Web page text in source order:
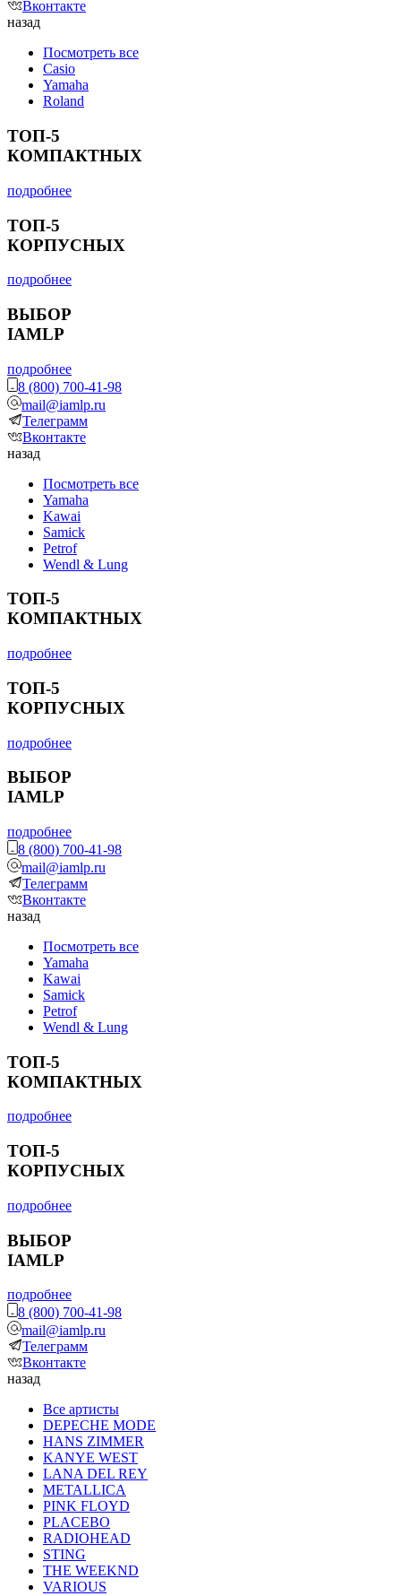
Вконтакте
назад
Посмотреть все
Casio
Yamaha
Roland
ТОП-5
КОМПАКТНЫХ
подробнее
ТОП-5
КОРПУСНЫХ
подробнее
ВЫБОР
IAMLP
подробнее
8 (800) 700-41-98
mail@iamlp.ru
Телеграмм
Вконтакте
назад
Посмотреть все
Yamaha
Kawai
Samick
Petrof
Wendl & Lung
ТОП-5
КОМПАКТНЫХ
подробнее
ТОП-5
КОРПУСНЫХ
подробнее
ВЫБОР
IAMLP
подробнее
8 (800) 700-41-98
mail@iamlp.ru
Телеграмм
Вконтакте
назад
Посмотреть все
Yamaha
Kawai
Samick
Petrof
Wendl & Lung
ТОП-5
КОМПАКТНЫХ
подробнее
ТОП-5
КОРПУСНЫХ
подробнее
ВЫБОР
IAMLP
подробнее
8 (800) 700-41-98
mail@iamlp.ru
Телеграмм
Вконтакте
назад
Все артисты
DEPECHE MODE
HANS ZIMMER
KANYE WEST
LANA DEL REY
METALLICA
PINK FLOYD
PLACEBO
RADIOHEAD
STING
THE WEEKND
VARIOUS